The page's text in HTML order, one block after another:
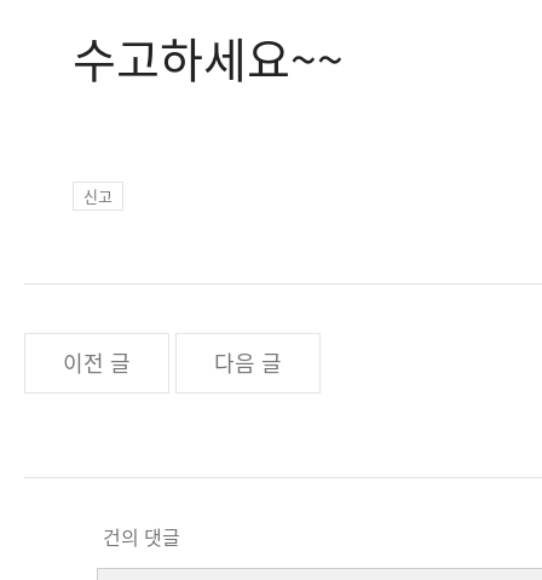
수고하세요~~
신고
이전 글 다음 글
건의 댓글